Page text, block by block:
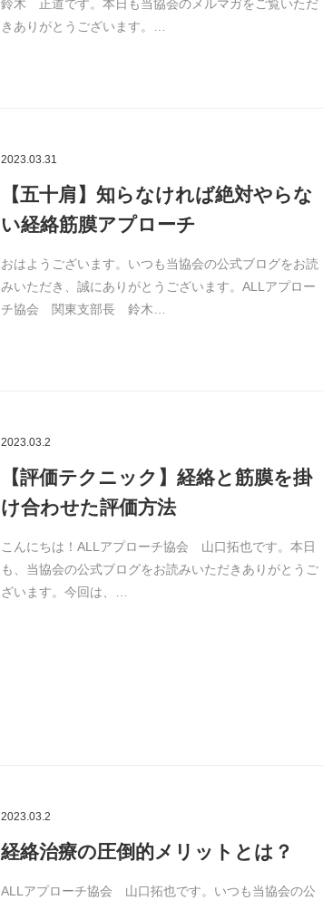
鈴木 正道です。本日も当協会のメルマガをご覧いただ
きありがとうございます。…
2023.03.31
【五十肩】知らなければ絶対やらな
い経絡筋膜アプローチ
おはようございます。いつも当協会の公式ブログをお読
みいただき、誠にありがとうございます。ALLアプロー
チ協会 関東支部長 鈴木…
2023.03.2
【評価テクニック】経絡と筋膜を掛
け合わせた評価方法
こんにちは！ALLアプローチ協会 山口拓也です。本日
も、当協会の公式ブログをお読みいただきありがとうご
ざいます。今回は、…
2023.03.2
経絡治療の圧倒的メリットとは？
ALLアプローチ協会 山口拓也です。いつも当協会の公